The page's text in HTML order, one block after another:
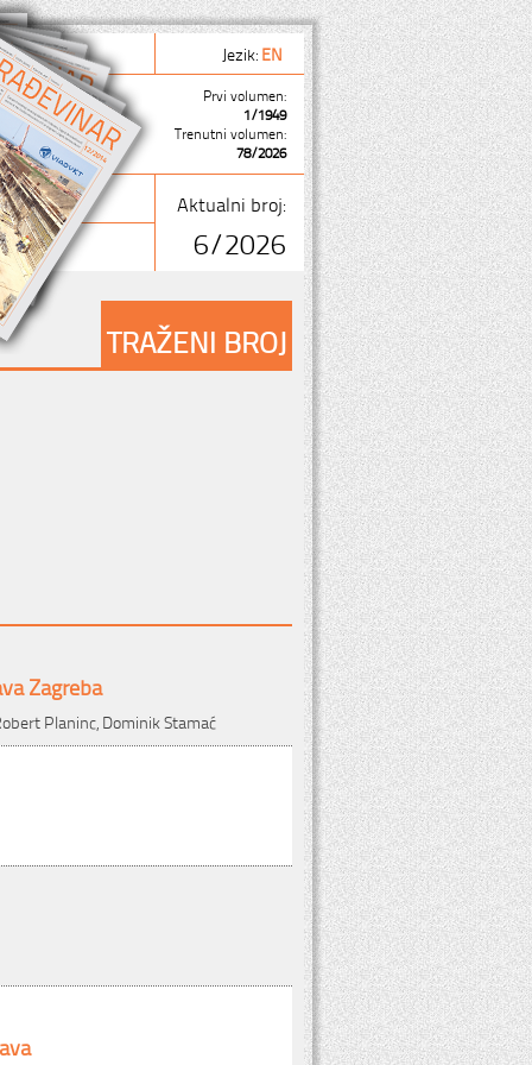
Jezik:EN
Prvi volumen:
1/1949
Trenutni volumen:
78/2026
Aktualni broj:
6/2026
TRAŽENI BROJ
Zagreba
Planinc, Dominik Stamać